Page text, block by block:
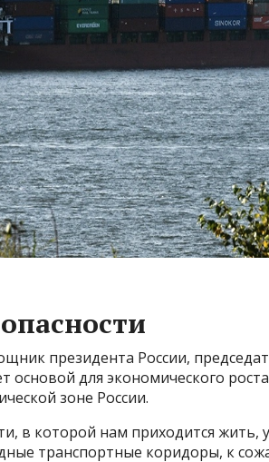
президента России,
основой для экономического
зоне России.
в которой нам приходится жить,
транспортные коридоры, к